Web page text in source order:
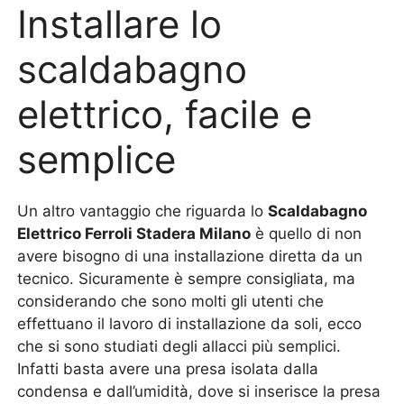
Installare lo
scaldabagno
elettrico, facile e
semplice
Un altro vantaggio che riguarda loScaldabagno
Elettrico Ferroli Stadera Milano è quello di non
avere bisogno di una installazione diretta da un
tecnico. Sicuramente è sempre consigliata, ma
considerando che sono molti gli utenti che
effettuano il lavoro di installazione da soli, ecco
che si sono studiati degli allacci più semplici.
Infatti basta avere una presa isolata dalla
condensa e dall’umidità, dove si inserisce la presa